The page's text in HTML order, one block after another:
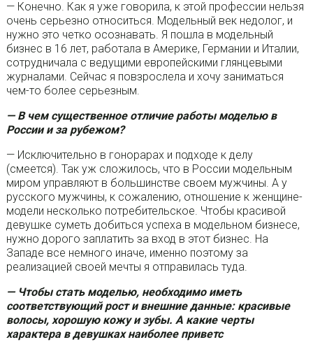
— Конечно. Как я уже говорила, к этой профессии нельзя
очень серьезно относиться. Модельный век недолог, и
нужно это четко осознавать. Я пошла в модельный
бизнес в 16 лет, работала в Америке, Германии и Италии,
сотрудничала с ведущими европейскими глянцевыми
журналами. Сейчас я повзрослела и хочу заниматься
чем-то более серьезным.
— В чем существенное отличие работы моделью в
России и за рубежом?
— Исключительно в гонорарах и подходе к делу
(смеется). Так уж сложилось, что в России модельным
миром управляют в большинстве своем мужчины. А у
русского мужчины, к сожалению, отношение к женщине-
модели несколько потребительское. Чтобы красивой
девушке суметь добиться успеха в модельном бизнесе,
нужно дорого заплатить за вход в этот бизнес. На
Западе все немного иначе, именно поэтому за
реализацией своей мечты я отправилась туда.
— Чтобы стать моделью, необходимо иметь
соответствующий рост и внешние данные: красивые
волосы, хорошую кожу и зубы. А какие черты
характера в девушках наиболее приветс